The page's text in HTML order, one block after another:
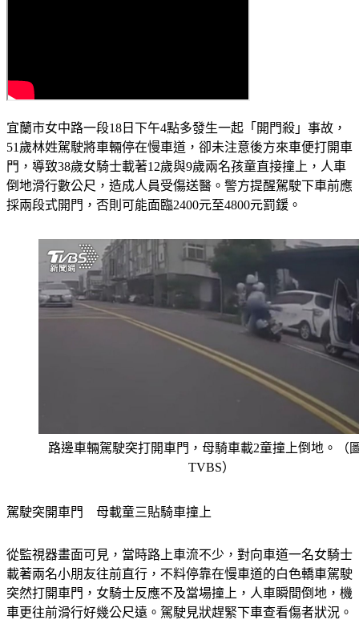
51歲林姓駕駛將車輛停在慢車道，卻未注意後方來車便打開車
門，導致38歲女騎士載著12歲與9歲兩名孩童直接撞上，人車
倒地滑行數公尺，造成人員受傷送醫。警方提醒駕駛下車前應
採兩段式開門，否則可能面臨2400元至4800元罰鍰。
路邊車輛駕駛突打開車門，母騎車載2童撞上倒地。（
TVBS）
載著兩名小朋友往前直行，不料停靠在慢車道的白色轎車駕駛
突然打開車門，女騎士反應不及當場撞上，人車瞬間倒地，機
車更往前滑行好幾公尺遠。駕駛見狀趕緊下車查看傷者狀況。
從另一個角度觀看，騎士載著小朋友直接撞上剛打開的車門，